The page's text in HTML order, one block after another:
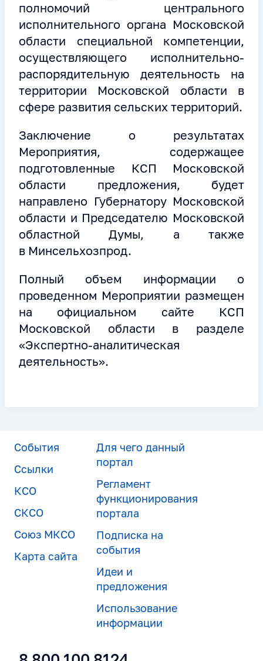
полномочий центрального
исполнительного органа Московской
области специальной компетенции,
осуществляющего исполнительно-
распорядительную деятельность на
территории Московской области в
сфере развития сельских территорий.
Заключение о результатах
Мероприятия, содержащее
подготовленные КСП Московской
области предложения, будет
направлено Губернатору Московской
области и Председателю Московской
областной Думы, а также
в Минсельхозпрод.
Полный объем информации о
проведенном Мероприятии размещен
на официальном сайте КСП
Московской области в разделе
«Экспертно-аналитическая
деятельность».
События
Ссылки
КСО
СКСО
Союз МКСО
Карта сайта
Для чего данный
портал
Регламент
функционирования
портала
Подписка на
события
Идеи и
предложения
Использование
информации